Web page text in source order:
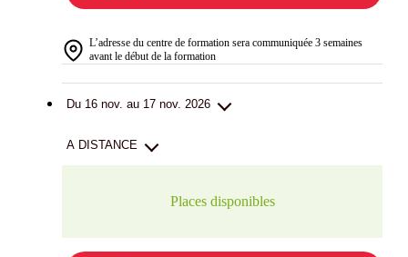
L’adresse du centre de formation sera communiquée 3 semaines
avant le début de la formation
Du 16 nov. au 17 nov. 2026
A DISTANCE
Places disponibles